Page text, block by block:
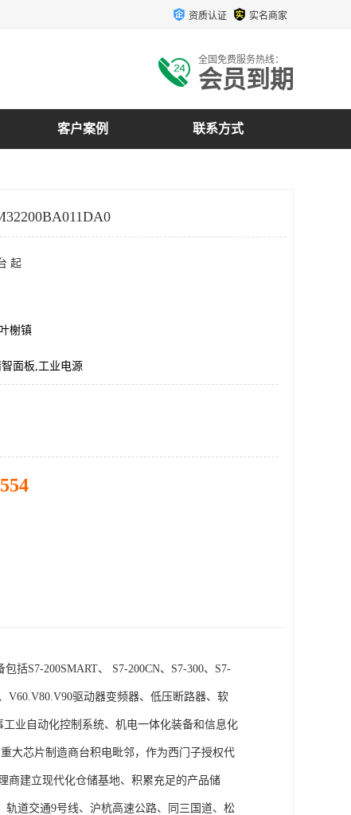
资质认证 实名商家
全国免费服务热线：
会员到期
客户案例 联系方式
起
榭镇
面板,工业电源
S7-200SMART、 S7-200CN、S7-300、S7-
V60.V80.V90驱动器变频器、低压断路器、软
业自动化控制系统、机电一体化装备和信息化
大芯片制造商台积电毗邻，作为西门子授权代
商建立现代化仓储基地、积累充足的产品储
道交通9号线、沪杭高速公路、同三国道、松